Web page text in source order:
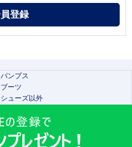
パンプス
ブーツ
シューズ以外